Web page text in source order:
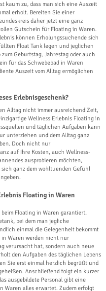
kaum zu, dass man sich eine Auszeit
erholt. Bereiten Sie einer
daher jetzt eine ganz
Gutschein für Floating in Waren.
können Erholungssuchende sich
Float Tank legen und jeglichen
Geburtstag, Jahrestag oder auch
für das Schwebebad in Waren
Auszeit vom Alltag ermöglichen
Erlebnisgeschenk?
Alltag nicht immer ausreichend Zeit,
Wellness Erlebnis Floating in
und täglichen Aufgaben kann
unterziehen und dem Alltag ganz
Doch nicht nur
auf Ihre Kosten, auch Wellness-
ausprobieren möchten,
ganz dem wohltuenden Gefühl
Floating in Waren
Floating in Waren garantiert.
bei dem man jegliche
einmal die Gelegenheit bekommt
in Waren werden nicht nur
verursacht hat, sondern auch neue
den Aufgaben des täglichen Lebens
Sie erst einmal herzlich begrüßt und
Anschließend folgt ein kurzer
ausgebildete Personal gibt eine
Waren alles erwartet. Zudem erfolgt